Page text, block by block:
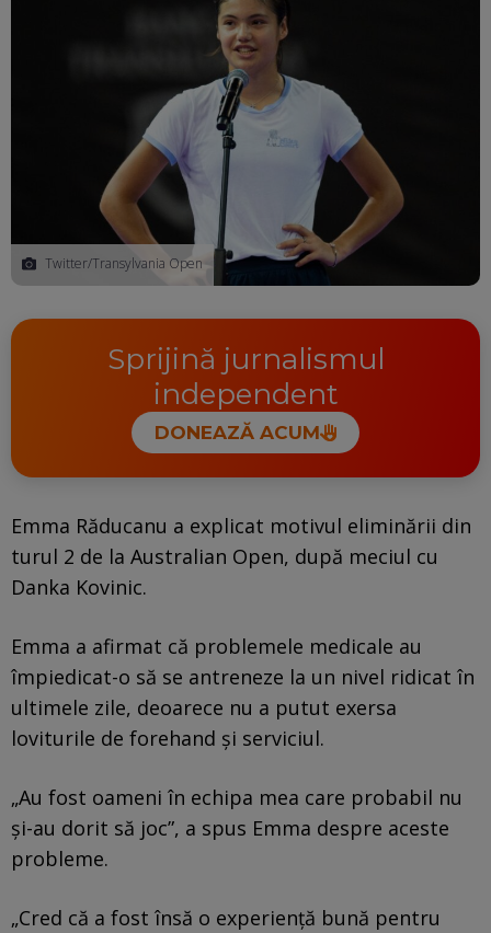
Twitter/Transylvania Open
Sprijină jurnalismul
independent
DONEAZĂ ACUM
Emma Răducanu a explicat motivul eliminării din
turul 2 de la Australian Open, după meciul cu
Danka Kovinic.
Emma a afirmat că problemele medicale au
împiedicat-o să se antreneze la un nivel ridicat în
ultimele zile, deoarece nu a putut exersa
loviturile de forehand și serviciul.
„Au fost oameni în echipa mea care probabil nu
și-au dorit să joc”, a spus Emma despre aceste
probleme.
„Cred că a fost însă o experiență bună pentru